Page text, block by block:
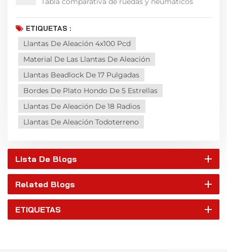
ETIQUETAS :
Llantas De Aleación 4x100 Pcd
Material De Las Llantas De Aleación
Llantas Beadlock De 17 Pulgadas
Bordes De Plato Hondo De 5 Estrellas
Llantas De Aleación De 18 Radios
Llantas De Aleación Todoterreno
Lista De Blogs
Related Blogs
ETIQUETAS